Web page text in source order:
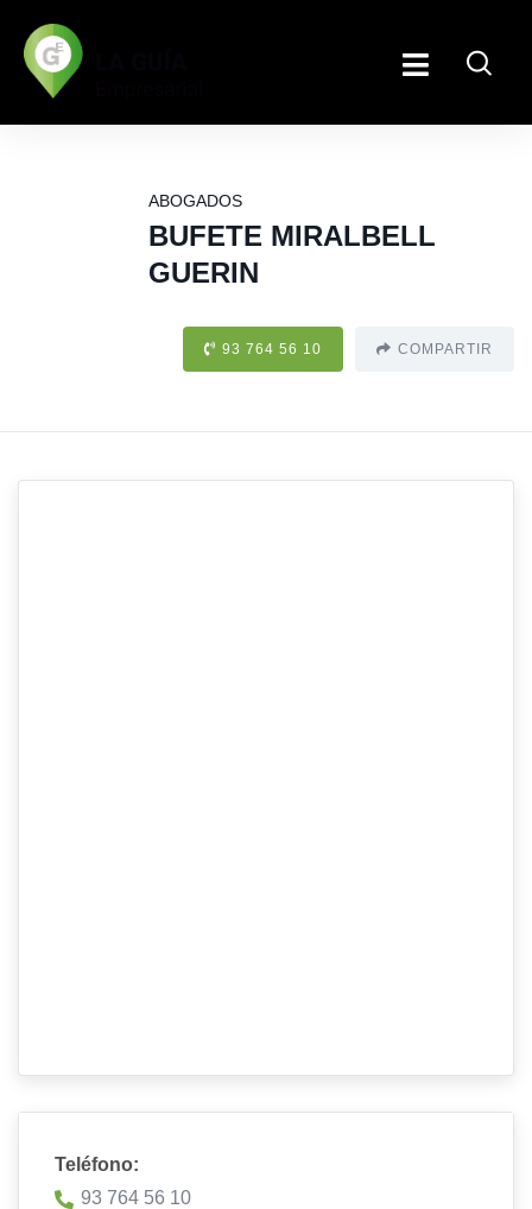
ABOGADOS
BUFETE MIRALBELL
GUERIN
93 764 56 10 COMPARTIR
Teléfono:
93 764 56 10